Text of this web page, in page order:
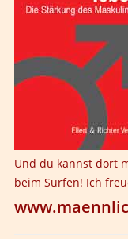
Und du kannst dort
beim Surfen! Ich